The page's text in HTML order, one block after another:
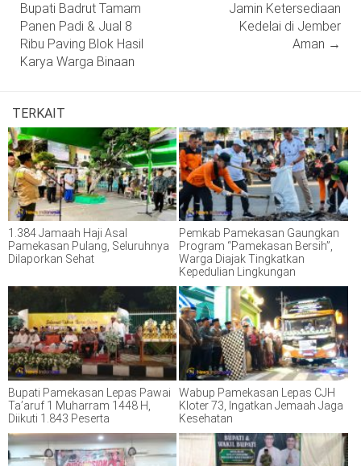
Bupati Badrut Tamam
Panen Padi & Jual 8
Ribu Paving Blok Hasil
Karya Warga Binaan
Jamin Ketersediaan
Kedelai di Jember
Aman →
TERKAIT
1.384 Jamaah Haji Asal
Pamekasan Pulang, Seluruhnya
Dilaporkan Sehat
Pemkab Pamekasan Gaungkan
Program “Pamekasan Bersih”,
Warga Diajak Tingkatkan
Kepedulian Lingkungan
Bupati Pamekasan Lepas Pawai
Ta’aruf 1 Muharram 1448 H,
Diikuti 1.843 Peserta
Wabup Pamekasan Lepas CJH
Kloter 73, Ingatkan Jemaah Jaga
Kesehatan